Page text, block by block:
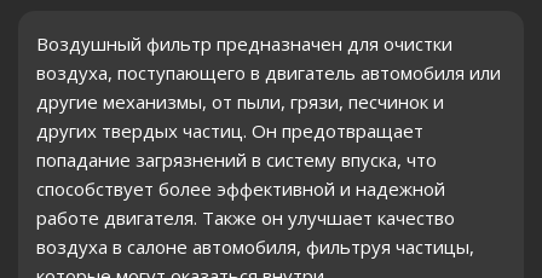
Воздушный фильтр предназначен для очистки
воздуха, поступающего в двигатель автомобиля или
другие механизмы, от пыли, грязи, песчинок и
других твердых частиц. Он предотвращает
попадание загрязнений в систему впуска, что
способствует более эффективной и надежной
работе двигателя. Также он улучшает качество
воздуха в салоне автомобиля, фильтруя частицы,